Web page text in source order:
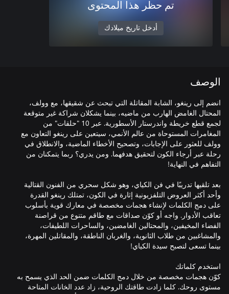
تم حظر هذا المحتوى
أدخل تاريخ ميلادك
الوصف
انضم إلى رينغو، الشابة المقاتلة التي تبحث عن شقيقها، مع وولف،
المحتال الغامض الهارب من ماضيه، بينما يشكلان شراكة غير متوقعة
لجمع قطع خريطة واندرستار الأسطورية. عبر 10 "حلقات" من
المغامرات المستوحاة من عالم الأنمي، سيتعين على رينغو التعاون مع
وولف للعثور على الإجابات، وتصحيح الأخطاء الماضية، والانطلاق في
رحلة عبر أرجاء الكون لتحقيق هدفهما. ومن يدري؟ ربما يتمكنان من
بعد تلقيها تدريبًا في فن الكياي، وهو شكل سحري من الفنون القتالية
وأحد أكثر العروض التلفزيونية إثارة في الكون، تمتلك رينغو القدرة
على دمج الكلمات لإنشاء هجمات مخصصة في معارك قوية بأسلوب
تعاقب الأدوار. واجه أو كوّن صداقات مع طاقم متنوع من قراصنة
الفضاء المخيفين، والمحتالين الغامضين، والساحرات اللطيفات،
والمشاغبين من طلاب الثانوية، والغربان الناطقة، والمقاتلين المهرة،
كوّن هجمات مخصصة من خلال دمج الكلمات ضمن الحد الذي يسمح به
مستوى روحك. كلما زادت طاقتك الروحية، زاد عدد الخانات المتاحة